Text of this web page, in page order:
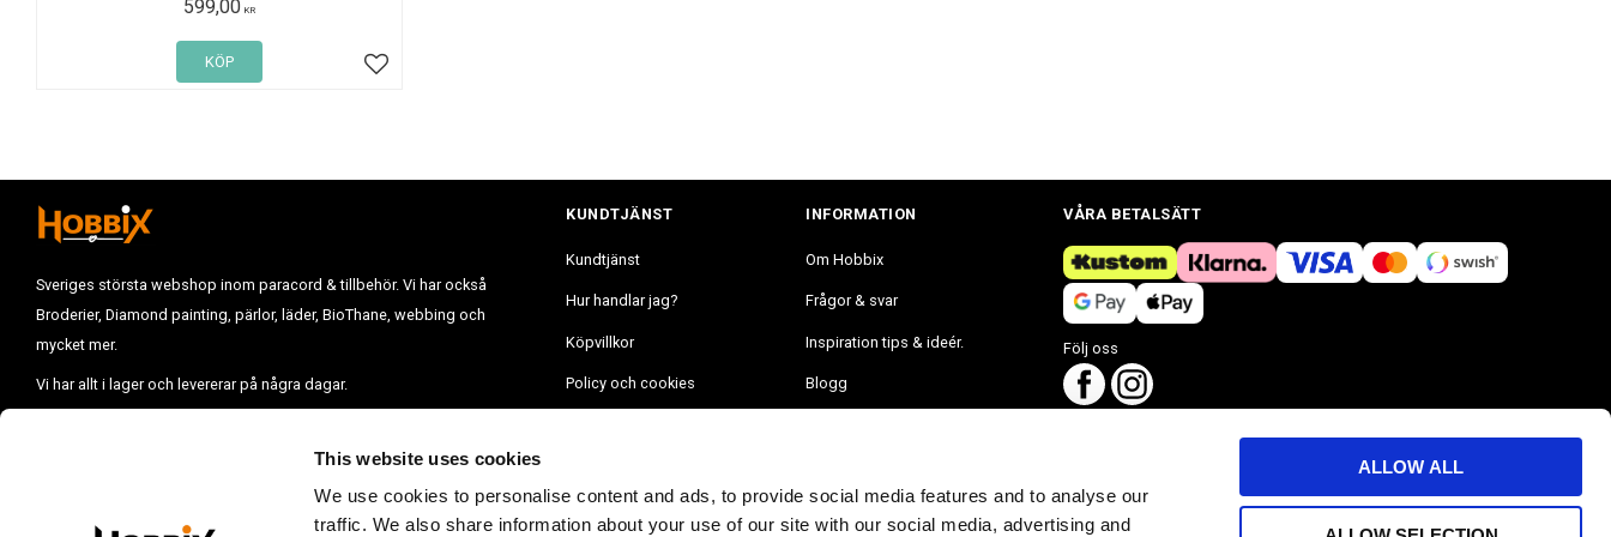
This website uses cookies
We use cookies to personalise content and ads, to provide social media features and to analyse our
traffic. We also share information about your use of our site with our social media, advertising and
ALLOW ALL
599,00 KR
Lägg till i favoriter
KÖP
Sveriges största webshop inom paracord & tillbehör. Vi har också
Broderier, Diamond painting, pärlor, läder, BioThane, webbing och
mycket mer.
Vi har allt i lager och levererar på några dagar.
Öppettider:
Vill du göra ett besök på vårt lager, kontakta oss innan.
KUNDTJÄNST
Kundtjänst
Hur handlar jag?
Köpvillkor
Policy och cookies
INFORMATION
Om Hobbix
Frågor & svar
Inspiration tips & ideér.
Blogg
VÅRA BETALSÄTT
Följ oss